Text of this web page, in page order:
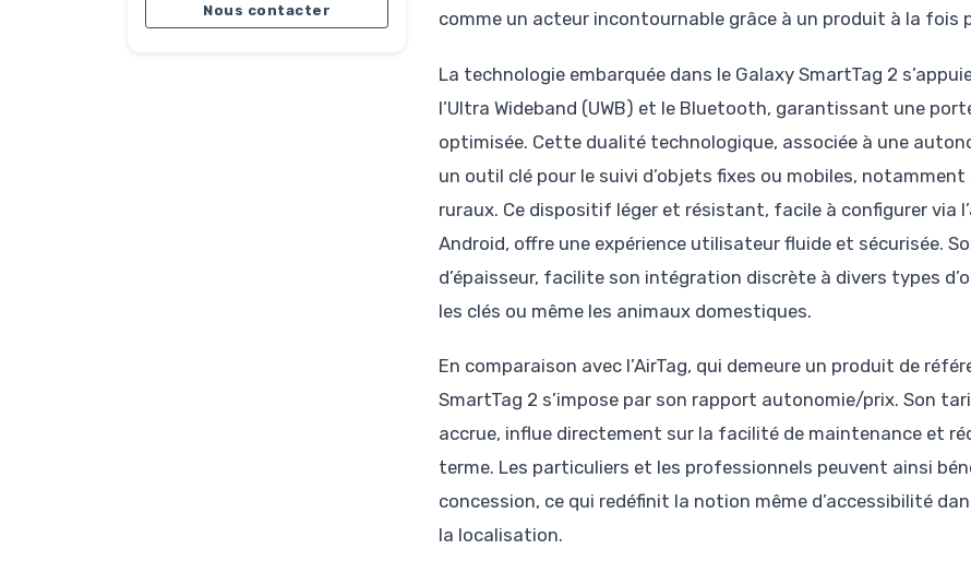
Nous contacter
comme un acteur incontournable grâce à un produit à la fois
La technologie embarquée dans le Galaxy SmartTag 2
l’Ultra Wideband (UWB) et le Bluetooth, garantissant une
optimisée. Cette dualité technologique, associée à une
un outil clé pour le suivi d’objets fixes ou mobiles,
ruraux. Ce dispositif léger et résistant, facile à configurer via
Android, offre une expérience utilisateur fluide et sécurisée.
d’épaisseur, facilite son intégration discrète à divers types
les clés ou même les animaux domestiques.
En comparaison avec l’AirTag, qui demeure un produit de
SmartTag 2 s’impose par son rapport autonomie/prix. Son
accrue, influe directement sur la facilité de maintenance et
terme. Les particuliers et les professionnels peuvent ainsi
concession, ce qui redéfinit la notion même d’accessibilité
la localisation.